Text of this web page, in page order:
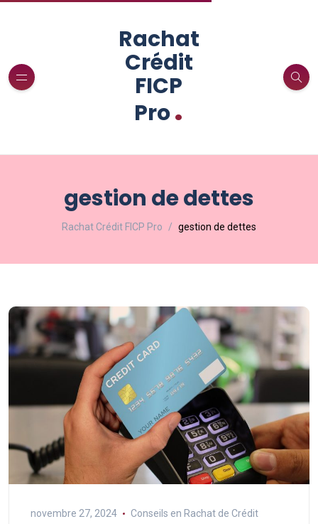
Rachat
Crédit
FICP
Pro.
gestion de dettes
Rachat Crédit FICP Pro gestion de dettes
novembre 27, 2024 Conseils en Rachat de Crédit